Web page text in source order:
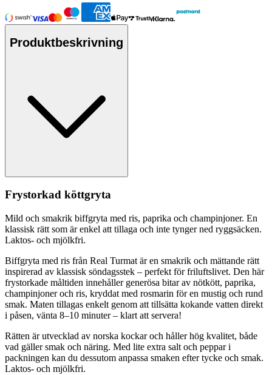
Produktbeskrivning
Frystorkad köttgryta
Mild och smakrik biffgryta med ris, paprika och champinjoner. En
klassisk rätt som är enkel att tillaga och inte tynger ned ryggsäcken.
Laktos- och mjölkfri.
Biffgryta med ris från Real Turmat är en smakrik och mättande rätt
inspirerad av klassisk söndagsstek – perfekt för friluftslivet. Den här
frystorkade måltiden innehåller generösa bitar av nötkött, paprika,
champinjoner och ris, kryddat med rosmarin för en mustig och rund
smak. Maten tillagas enkelt genom att tillsätta kokande vatten direkt
i påsen, vänta 8–10 minuter – klart att servera!
Rätten är utvecklad av norska kockar och håller hög kvalitet, både
vad gäller smak och näring. Med lite extra salt och peppar i
packningen kan du dessutom anpassa smaken efter tycke och smak.
Laktos- och mjölkfri.